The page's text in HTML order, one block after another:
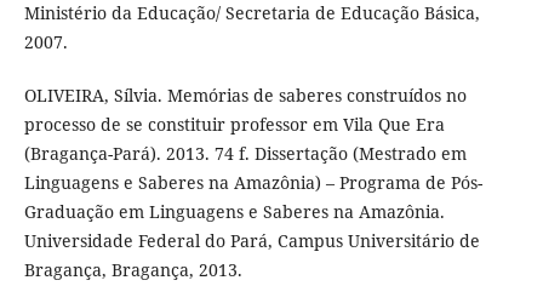
Ministério da Educação/ Secretaria de Educação Básica,
2007.
OLIVEIRA, Sílvia. Memórias de saberes construídos no
processo de se constituir professor em Vila Que Era
(Bragança-Pará). 2013. 74 f. Dissertação (Mestrado em
Linguagens e Saberes na Amazônia) – Programa de Pós-
Graduação em Linguagens e Saberes na Amazônia.
Universidade Federal do Pará, Campus Universitário de
Bragança, Bragança, 2013.